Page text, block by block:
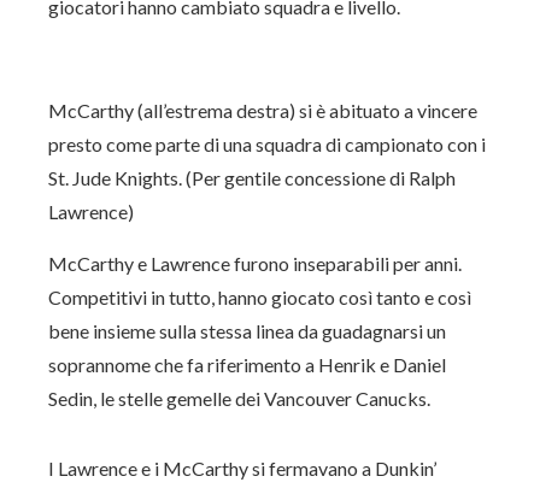
giocatori hanno cambiato squadra e livello.
McCarthy (all’estrema destra) si è abituato a vincere
presto come parte di una squadra di campionato con i
St. Jude Knights. (Per gentile concessione di Ralph
Lawrence)
McCarthy e Lawrence furono inseparabili per anni.
Competitivi in ​​tutto, hanno giocato così tanto e così
bene insieme sulla stessa linea da guadagnarsi un
soprannome che fa riferimento a Henrik e Daniel
Sedin, le stelle gemelle dei Vancouver Canucks.
I Lawrence e i McCarthy si fermavano a Dunkin’